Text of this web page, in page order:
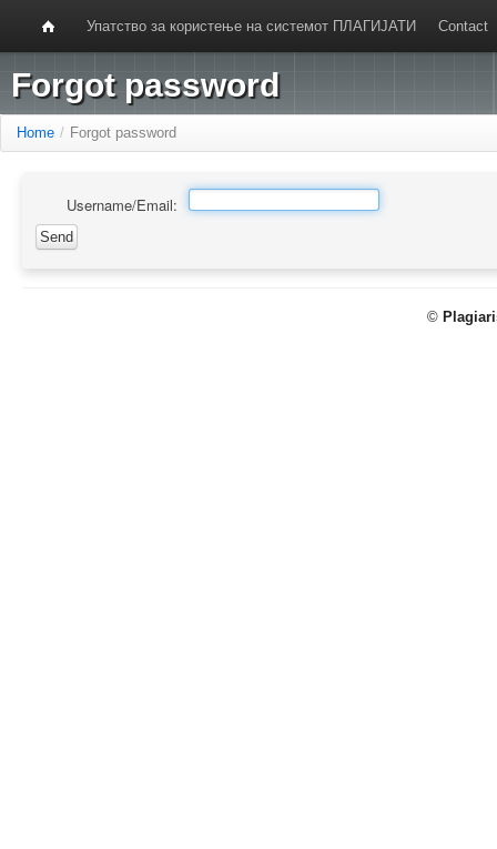
Упатство за користење на системот ПЛАГИЈАТИ Contact
Forgot password
Home / Forgot password
Username/Email:
©